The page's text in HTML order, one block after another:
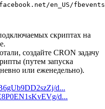
en_US/
скриптах на
создайте CRON задачу
(путем запуска
или еженедельно).
d...
d...